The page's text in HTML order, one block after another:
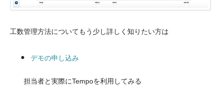
工数管理方法についてもう少し詳しく知りたい方は
デモの申し込み
担当者と実際にTempoを利用してみる